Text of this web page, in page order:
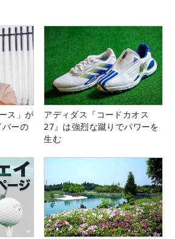
ス」が
ーの
アディダス『コードカオス
27』は強烈な蹴りでパワーを
生む